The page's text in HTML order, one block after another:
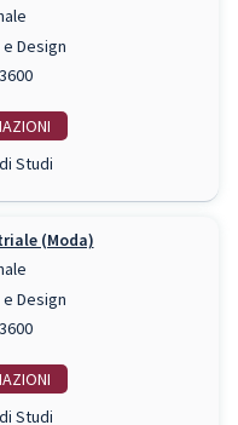
Design
Studi
(Moda)
Design
Studi